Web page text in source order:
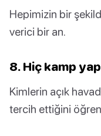
Hepimizin bir
verici bir an.
8. Hiç kamp
Kimlerin açık
tercih ettiğini